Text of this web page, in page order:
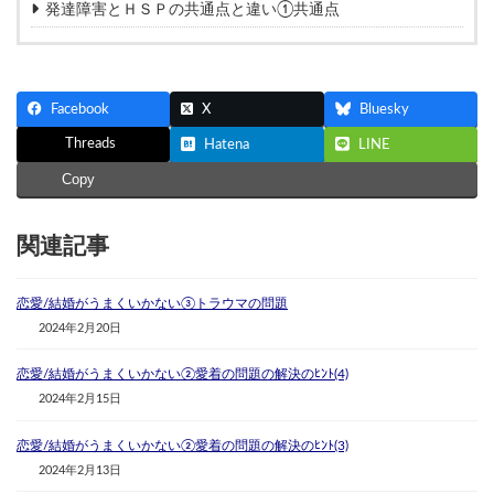
発達障害とＨＳＰの共通点と違い①共通点
Facebook X Bluesky
Threads Hatena LINE
Copy
関連記事
恋愛/結婚がうまくいかない③トラウマの問題
2024年2月20日
恋愛/結婚がうまくいかない②愛着の問題の解決のﾋﾝﾄ(4)
2024年2月15日
恋愛/結婚がうまくいかない②愛着の問題の解決のﾋﾝﾄ(3)
2024年2月13日